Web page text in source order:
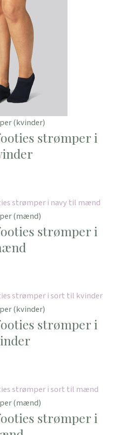
(kvinder)
strømper i
(mænd)
strømper i
(kvinder)
strømper i
(mænd)
strømper i